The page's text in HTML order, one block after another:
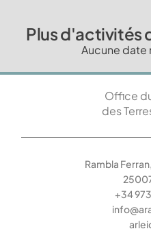
Plus d'activités
Aucune date
Office
des
Rambla
+34